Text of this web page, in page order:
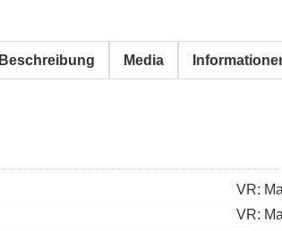
Beschreibung Media
VR:
VR: